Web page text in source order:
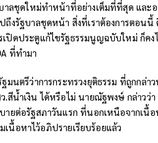
าลชุดใหม่ทำหน้าที่อย่างเต็มที่ที่สุด และ
งรัฐบาลชุดหน้า สิ่งที่เราต้องการตอนนี้
ปิดประตูแก้ไขรัฐธรรมนูญฉบับใหม่ ก็คง
ที่ทำมา
นตรีว่าการกระทรวงยุติธรรม ที่ถูกกล่าว
น้ำเงิน ได้หรือไม่ นายณัฐพงษ์ กล่าวว่า
ยต่อรัฐสภาวันแรก ที่นอกเหนือจากเนื้
เนื้อหาไว้อภิปรายเรียบร้อยแล้ว